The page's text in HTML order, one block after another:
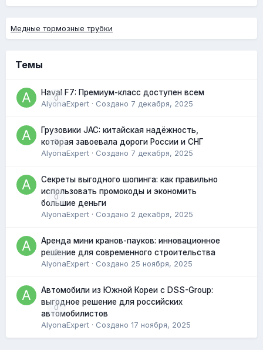
Медные тормозные трубки
Темы
0
Haval F7: Премиум-класс доступен всем
AlyonaExpert · Создано 7 декабря, 2025
0
Грузовики JAC: китайская надёжность,
которая завоевала дороги России и СНГ
AlyonaExpert · Создано 7 декабря, 2025
0
Секреты выгодного шопинга: как правильно
использовать промокоды и экономить
большие деньги
AlyonaExpert · Создано 2 декабря, 2025
0
Аренда мини кранов-пауков: инновационное
решение для современного строительства
AlyonaExpert · Создано 25 ноября, 2025
0
Автомобили из Южной Кореи с DSS-Group:
выгодное решение для российских
автомобилистов
AlyonaExpert · Создано 17 ноября, 2025